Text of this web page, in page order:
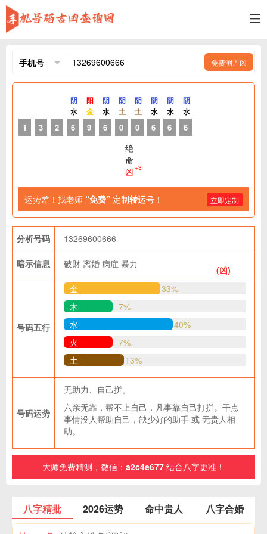
免费测吉凶
1 3 2
阴
水
6
阳
金
9
阴
水
6
阴
土
0
阴
土
0
阴
水
6
阴
水
6
阴
水
6
绝
命
凶 +3
运势差！找老师 “免费” 定制转运号！ 立即定制
分析号码 13269600666
暗示信息 破财 离婚 病症 暴力
(凶)
号码五行
金
33%
木
7%
水
40%
火
7%
土
13%
号码运势
无助力、自己拼。
六亲无靠，帮不上自己，凡事靠自己打拼。干点
事情没人帮助自己，缺少好的助手 或 无贵人相
助。
大师免费精测，微信： a2c4e677 结合八字更准！
八字精批 2026运势 命中贵人 八字合婚